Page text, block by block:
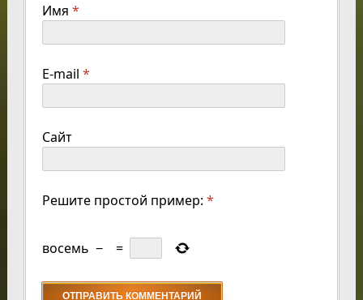
Имя *
E-mail *
Сайт
Решите простой пример: *
восемь − =